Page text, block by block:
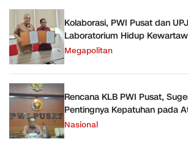
Kolaborasi, PWI Pusat dan
Laboratorium Hidup
Megapolitan
Rencana KLB PWI Pusat,
Pentingnya Kepatuhan pada
Nasional